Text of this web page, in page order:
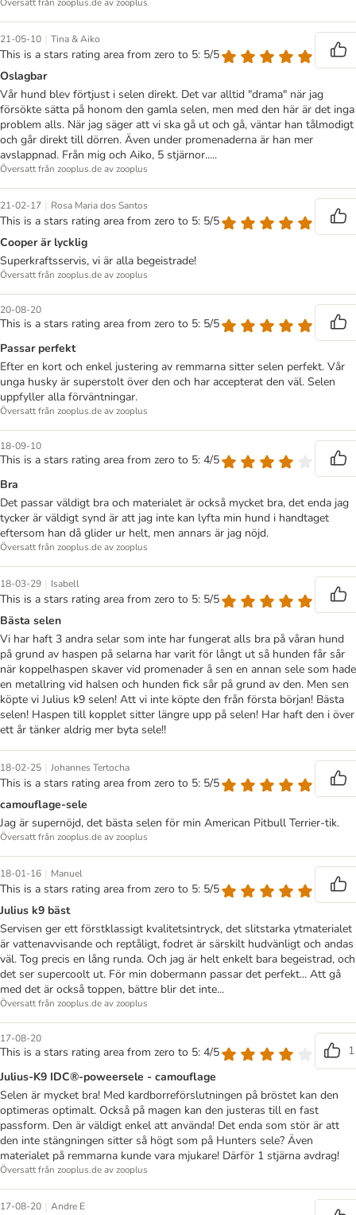
21-05-10 | Tina & Aiko
This is a stars rating area from zero to 5: 5/5
Oslagbar
Vår hund blev förtjust i selen direkt. Det var alltid "drama" när jag
försökte sätta på honom den gamla selen, men med den här är det inga
problem alls. När jag säger att vi ska gå ut och gå, väntar han tålmodigt
och går direkt till dörren. Även under promenaderna är han mer
avslappnad. Från mig och Aiko, 5 stjärnor.....
Översatt från zooplus.de av zooplus
21-02-17 | Rosa Maria dos Santos
This is a stars rating area from zero to 5: 5/5
Cooper är lycklig
Superkraftsservis, vi är alla begeistrade!
Översatt från zooplus.de av zooplus
20-08-20
This is a stars rating area from zero to 5: 5/5
Passar perfekt
Efter en kort och enkel justering av remmarna sitter selen perfekt. Vår
unga husky är superstolt över den och har accepterat den väl. Selen
uppfyller alla förväntningar.
Översatt från zooplus.de av zooplus
18-09-10
This is a stars rating area from zero to 5: 4/5
Bra
Det passar väldigt bra och materialet är också mycket bra, det enda jag
tycker är väldigt synd är att jag inte kan lyfta min hund i handtaget
eftersom han då glider ur helt, men annars är jag nöjd.
Översatt från zooplus.de av zooplus
18-03-29 | Isabell
This is a stars rating area from zero to 5: 5/5
Bästa selen
Vi har haft 3 andra selar som inte har fungerat alls bra på våran hund
på grund av haspen på selarna har varit för långt ut så hunden får sår
när koppelhaspen skaver vid promenader å sen en annan sele som hade
en metallring vid halsen och hunden fick sår på grund av den. Men sen
köpte vi Julius k9 selen! Att vi inte köpte den från första början! Bästa
selen! Haspen till kopplet sitter längre upp på selen! Har haft den i över
ett år tänker aldrig mer byta sele!!
18-02-25 | Johannes Tertocha
This is a stars rating area from zero to 5: 5/5
camouflage-sele
Jag är supernöjd, det bästa selen för min American Pitbull Terrier-tik.
Översatt från zooplus.de av zooplus
18-01-16 | Manuel
This is a stars rating area from zero to 5: 5/5
Julius k9 bäst
Servisen ger ett förstklassigt kvalitetsintryck, det slitstarka ytmaterialet
är vattenavvisande och reptåligt, fodret är särskilt hudvänligt och andas
väl. Tog precis en lång runda. Och jag är helt enkelt bara begeistrad, och
det ser supercoolt ut. För min dobermann passar det perfekt... Att gå
med det är också toppen, bättre blir det inte...
Översatt från zooplus.de av zooplus
17-08-20
This is a stars rating area from zero to 5: 4/5
1
Julius-K9 IDC®-poweersele - camouflage
Selen är mycket bra! Med kardborreförslutningen på bröstet kan den
optimeras optimalt. Också på magen kan den justeras till en fast
passform. Den är väldigt enkel att använda! Det enda som stör är att
den inte stängningen sitter så högt som på Hunters sele? Även
materialet på remmarna kunde vara mjukare! Därför 1 stjärna avdrag!
Översatt från zooplus.de av zooplus
17-08-20 | Andre E